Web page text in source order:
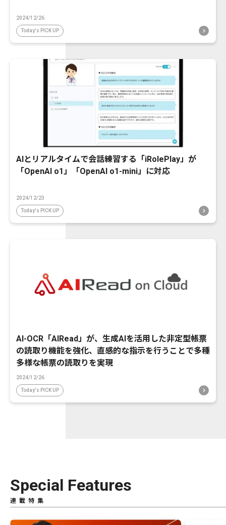
2024/12/26
Today's PICK UP
AIとリアルタイムで会話練習する「iRolePlay」が
「OpenAI o1」「OpenAI o1-mini」に対応
2024/12/23
Today's PICK UP
AI-OCR「AIRead」が、生成AIを活用した非定型帳票
の読取り機能を強化、直感的な指示を行うことで多種
多様な帳票の読取りを実現
2024/12/26
Today's PICK UP
Special Features
連載特集